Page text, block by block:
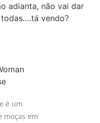
adianta, não vai dar
vendo?
é um
moças em